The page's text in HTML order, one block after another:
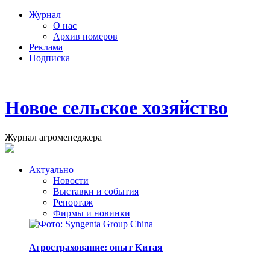
Журнал
О нас
Архив номеров
Реклама
Подписка
Новое сельское хозяйство
Журнал агроменеджера
Актуально
Новости
Выставки и события
Репортаж
Фирмы и новинки
Агрострахование: опыт Китая